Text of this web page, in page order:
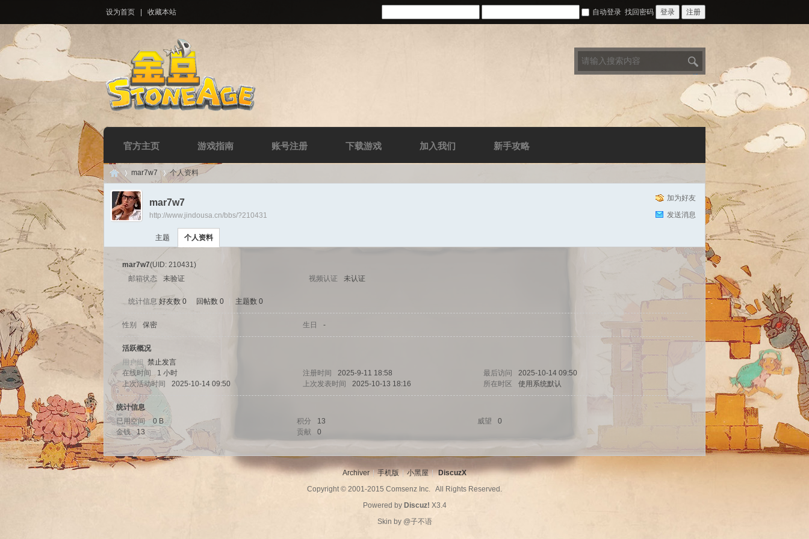
设为首页 收藏本站 自动登录 找回密码 登录 注册
官方主页 游戏指南 账号注册 下载游戏 加入我们 新手攻略
Di
uz!
›
mar7w7 个人资料
加为好友
发送消息
mar7w7
http://www.jindousa.cn/bbs/?210431
主题 个人资料
mar7w7(UID: 210431)
邮箱状态
未验证 视频认证 未认证
统计信息 好友数 0 回帖数 0 主题数 0
性别 保密 生日 -
活跃概况
用户组 禁止发言
在线时间
1 小时 注册时间 2025-9-11 18:58 最后访问
2025-10-14 09:50
上次活动时间
2025-10-14 09:50 上次发表时间 2025-10-13 18:16 所在时区 使用系统默认
统计信息
已用空间
0 B 积分 13 威望
0
金钱
13 贡献 0
Archiver | 手机版 | 小黑屋 | DiscuzX
Copyright © 2001-2015 Comsenz Inc. All Rights Reserved.
Powered by Discuz! X3.4
Skin by @子不语